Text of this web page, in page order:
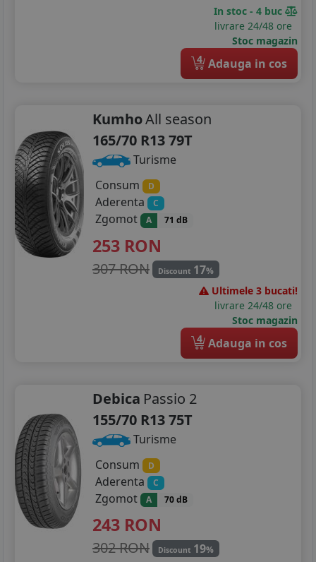
In stoc - 4 buc
livrare 24/48 ore
Stoc magazin
4 Adauga in cos
KumhoAll season
165/70 R13 79T
Turisme
Consum
D
Aderenta C
Zgomot A 71 dB
253 RON
307 RON Discount 17%
Ultimele 3 bucati!
livrare 24/48 ore
Stoc magazin
4 Adauga in cos
Debica Passio 2
155/70 R13 75T
Turisme
Consum
D
Aderenta C
Zgomot A 70 dB
243 RON
302 RON Discount 19%